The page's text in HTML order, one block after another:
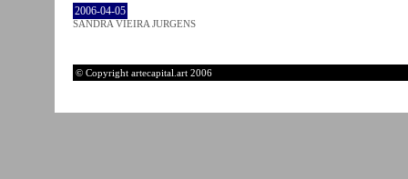
2006-04-05
SANDRA VIEIRA JURGENS
© Copyright artecapital.art 2006